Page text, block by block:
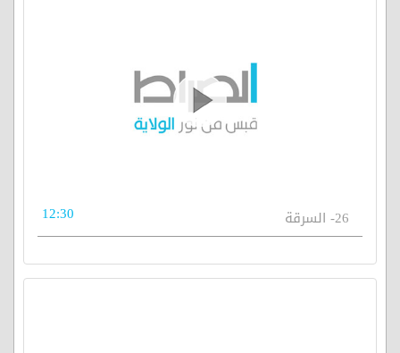
26- السرقة 12:30